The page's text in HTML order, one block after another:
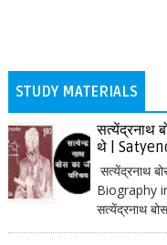
STUDY MATERIALS
सत्येंद्रनाथ
थे |
सत्येंद्रनाथ
Biography
सत्येंद्रनाथ